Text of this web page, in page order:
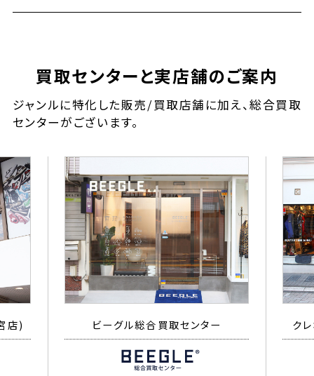
買取センターと実店舗のご案内
ジャンルに特化した販売/買取店舗に加え、総合買取
センターがございます。
店) ビーグル総合買取センター ク